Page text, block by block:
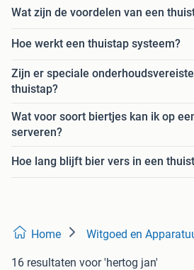
Wat zijn de voordelen van een
Hoe werkt een thuistap systeem?
Zijn er speciale
thuistap?
Wat voor soort biertjes kan ik op
serveren?
Hoe lang blijft bier vers in een
Home Witgoed en
16 resultaten voor 'hertog jan'